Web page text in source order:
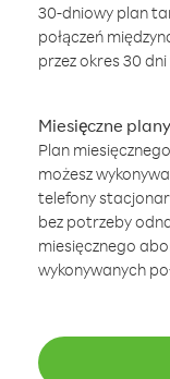
30-dniowy plan
połączeń
przez okres 30
Miesięczne
Plan
możesz
telefony
bez potrzeby
miesięcznego
wykonywanych